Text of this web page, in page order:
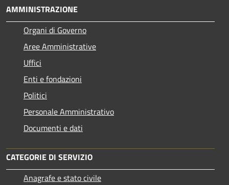
AMMINISTRAZIONE
Organi di Governo
Aree Amministrative
Uffici
Enti e fondazioni
Politici
Personale Amministrativo
Documenti e dati
CATEGORIE DI SERVIZIO
Anagrafe e stato civile